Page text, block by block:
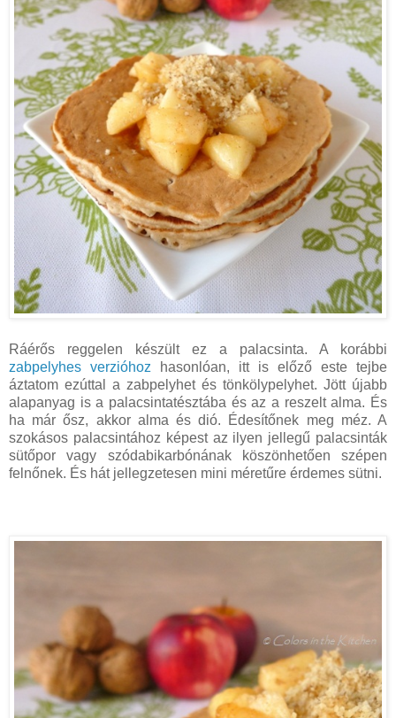
Ráérős reggelen készült ez a palacsinta. A korábbi
zabpelyhes verzióhoz hasonlóan, itt is előző este tejbe
áztatom ezúttal a zabpelyhet és tönkölypelyhet. Jött újabb
alapanyag is a palacsintatésztába és az a reszelt alma. És
ha már ősz, akkor alma és dió. Édesítőnek meg méz. A
szokásos palacsintához képest az ilyen jellegű palacsinták
sütőpor vagy szódabikarbónának köszönhetően szépen
felnőnek. És hát jellegzetesen mini méretűre érdemes sütni.